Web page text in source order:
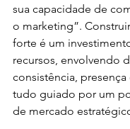
sua capacidade de
o marketing”.
forte é um
recursos, envolvendo
consistência,
tudo guiado por um
de mercado